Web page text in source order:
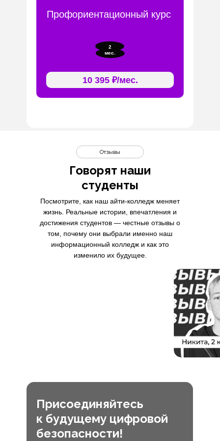
2
мес.
Профориентационный курс
10 395 ₽/мес.
Говорят наши
студенты
Отзывы
Посмотрите, как наш айти-колледж меняет
жизнь. Реальные истории, впечатления и
достижения студентов — честные отзывы о
том, почему они выбрали именно наш
информационный колледж и как это
изменило их будущее.
Присоединяйтесь
к будущему цифровой
безопасности!